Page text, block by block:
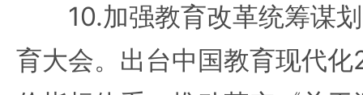
10.加强教育改革统筹谋划
育大会。出台中国教育现代